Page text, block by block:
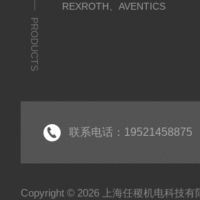
PRODUCTS
REXROTH、AVENTICS
联系电话：19521458875
Copyright © 2026 上海任稷机电科技